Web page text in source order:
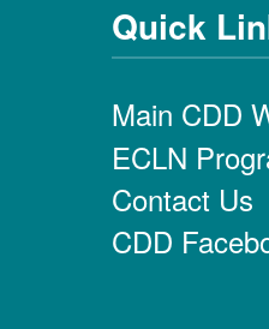
Quick
Main CDD
ECLN
Contact Us
CDD